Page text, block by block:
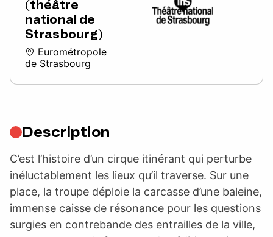
(théâtre
national de
Strasbourg)
Eurométropole
de Strasbourg
Description
C’est l’histoire d’un cirque itinérant qui perturbe
inéluctablement les lieux qu’il traverse. Sur une
place, la troupe déploie la carcasse d’une baleine,
immense caisse de résonance pour les questions
surgies en contrebande des entrailles de la ville,